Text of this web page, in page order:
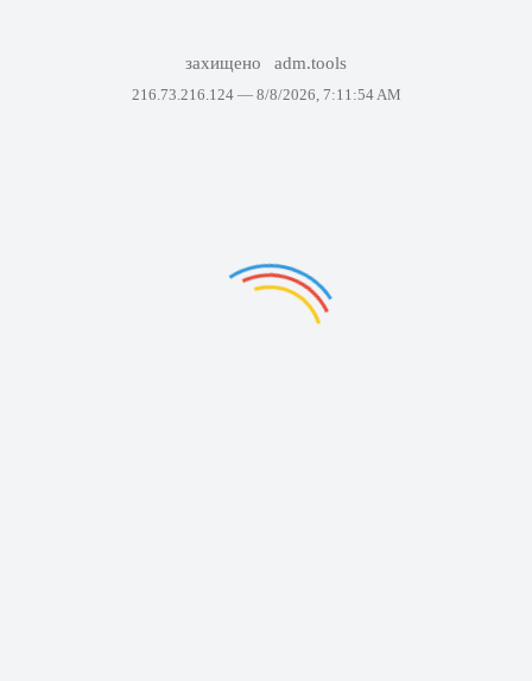
захищено adm.tools
216.73.216.124 — 8/8/2026, 7:11:54 AM